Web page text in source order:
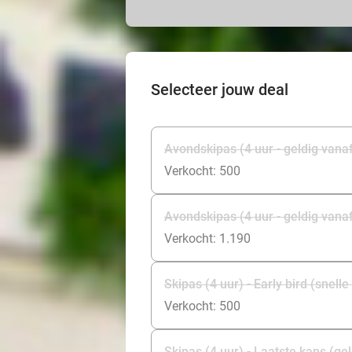
Selecteer jouw deal
Avondskipas (4 uur - geldig
Verkocht: 500
Avondskipas (4 uur - geldig
Verkocht: 1.190
Skipas (4 uur) - Early bird
Verkocht: 500